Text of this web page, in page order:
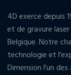
4D exerce depuis
et de gravure
Belgique. Notre
technologie et
Dimension l'un